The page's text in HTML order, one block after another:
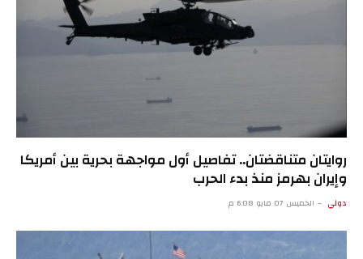
روايتان متناقضتان.. تفاصيل أول مواجهة بحرية بين أمريكا
وإيران بهرمز منذ بدء الحرب
دولي الخميس 07 مايو 6:08 م